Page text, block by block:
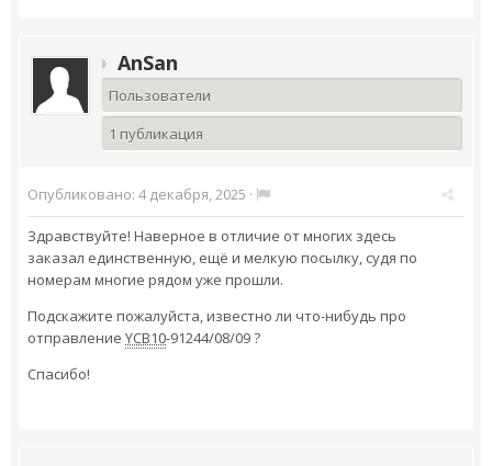
AnSan
Пользователи
1 публикация
Опубликовано: 4 декабря, 2025 ·
Здравствуйте! Наверное в отличие от многих здесь
заказал единственную, ещё и мелкую посылку, судя по
номерам многие рядом уже прошли.
Подскажите пожалуйста, известно ли что-нибудь про
отправление YCB10-91244/08/09 ?
Спасибо!